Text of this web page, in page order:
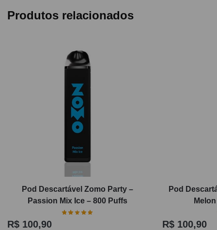
Produtos relacionados
Pod Descartável Zomo Party –
Passion Mix Ice – 800 Puffs
R$ 100,90
Pod
R$ 100,90